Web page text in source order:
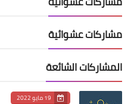
مشاركات عشوائية
المشاركات الشائعة
19 مايو 2022